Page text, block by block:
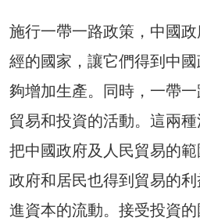
施行一帶一路政策，中國
經的國家，讓它們得到中
夠增加生產。同時，一帶
貿易和投資的活動。這兩
把中國政府及人民貿易的
政府和居民也得到貿易的
進資本的流動。接受投資